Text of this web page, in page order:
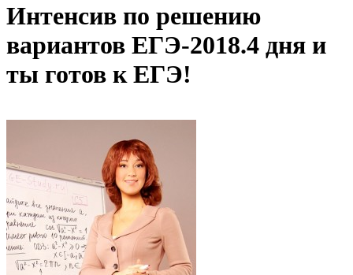
Интенсив по решению
вариантов ЕГЭ-2018.4 дня и
ты готов к ЕГЭ!